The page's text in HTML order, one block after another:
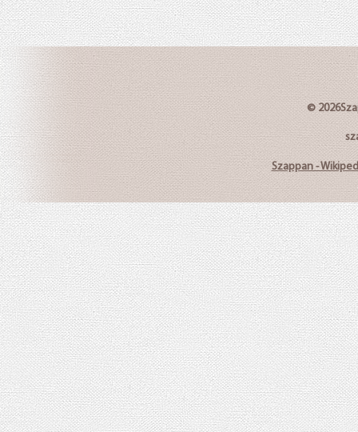
© 2026
Szappan -